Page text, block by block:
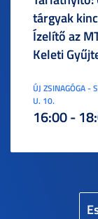
tárgyak
Ízelítő az
Keleti
ÚJ ZSINAGÓGA -
U. 10.
16:00 -